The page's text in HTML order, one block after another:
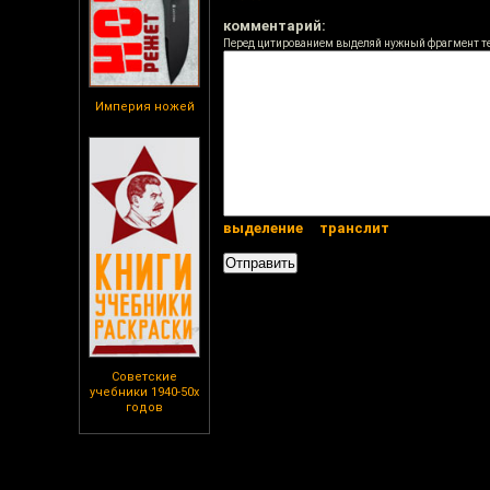
Империя ножей
Советские
учебники 1940-50х
годов
комментарий:
Перед цитированием выделяй нужный фрагмент
выделение транслит